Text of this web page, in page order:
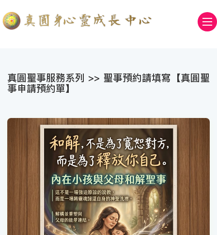
真圓聖事服務系列 >> 聖事預約請填寫【真圓聖
事申請預約單】